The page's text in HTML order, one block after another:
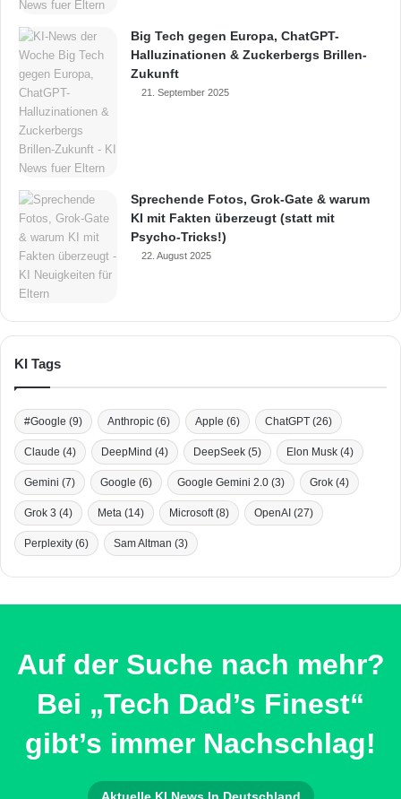
Big Tech gegen Europa, ChatGPT-
Halluzinationen & Zuckerbergs Brillen-
Zukunft
21. September 2025
Sprechende Fotos, Grok-Gate & warum
KI mit Fakten überzeugt (statt mit
Psycho-Tricks!)
22. August 2025
KI Tags
#Google (9) Anthropic (6) Apple (6) ChatGPT (26)
Claude (4) DeepMind (4) DeepSeek (5) Elon Musk (4)
Gemini (7) Google (6) Google Gemini 2.0 (3) Grok (4)
Grok 3 (4) Meta (14) Microsoft(8) OpenAI (27)
Perplexity (6) Sam Altman (3)
Auf der Suche nach mehr?
Bei „Tech Dad’s Finest“
gibt’s immer Nachschlag!